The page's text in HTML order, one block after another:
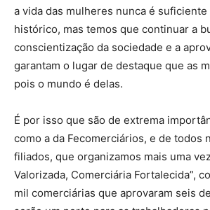
a vida das mulheres nunca é suficiente
histórico, mas temos que continuar a
conscientização da sociedade e a
garantam o lugar de destaque que as
pois o mundo é delas.
É por isso que são de extrema
como a da Fecomerciários, e de todos
filiados, que organizamos mais uma
Valorizada, Comerciária Fortalecida”,
mil comerciárias que aprovaram seis